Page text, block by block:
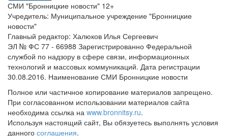
СМИ "Бронницкие новости" 12+
Учредитель: Муниципальное учреждение "Бронницкие
новости"
Главный редактор: Халюков Илья Сергеевич
ЭЛ № ФС 77 - 66988 Зарегистрированно Федеральной
службой по надзору в сфере связи, информационных
технологий и массовых коммуникаций. Дата регистрации
30.08.2016. Наименование СМИ Бронницкие новости
Полное или частичное копирование материалов запрещено.
При согласованном использовании материалов сайта
необходима ссылка на www.bronnitsy.ru.
Используя настоящий сайт, Вы обязуетесь выполнять условия
данного соглашения.